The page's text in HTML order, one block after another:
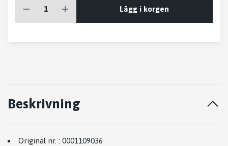
Lägg i korgen
Beskrivning
Original nr. : 0001109036